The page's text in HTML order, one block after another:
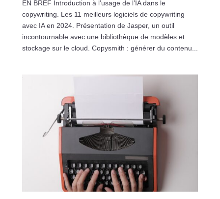
EN BREF Introduction à l’usage de l’IA dans le
copywriting. Les 11 meilleurs logiciels de copywriting
avec IA en 2024. Présentation de Jasper, un outil
incontournable avec une bibliothèque de modèles et
stockage sur le cloud. Copysmith : générer du contenu...